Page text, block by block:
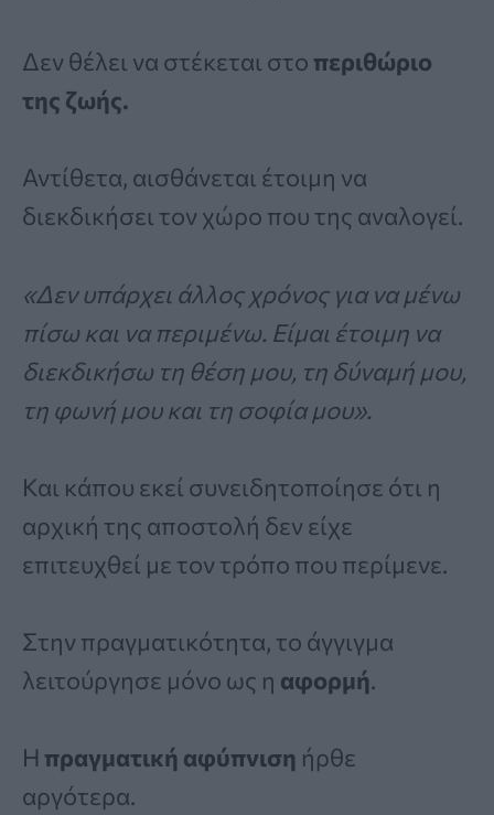
Δεν θέλει να στέκεται στο περιθώριο
της ζωής.
Αντίθετα, αισθάνεται έτοιμη να
διεκδικήσει τον χώρο που της αναλογεί.
«Δεν υπάρχει άλλος χρόνος για να μένω
πίσω και να περιμένω. Είμαι έτοιμη να
διεκδικήσω τη θέση μου, τη δύναμή μου,
τη φωνή μου και τη σοφία μου».
Και κάπου εκεί συνειδητοποίησε ότι η
αρχική της αποστολή δεν είχε
επιτευχθεί με τον τρόπο που περίμενε.
Στην πραγματικότητα, το άγγιγμα
λειτούργησε μόνο ως η αφορμή.
Η πραγματική αφύπνιση ήρθε
αργότερα.